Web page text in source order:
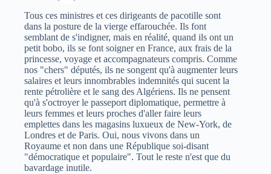
Tous ces ministres et ces dirigeants de pacotille sont
dans la posture de la vierge effarouchée. Ils font
semblant de s'indigner, mais en réalité, quand ils ont un
petit bobo, ils se font soigner en France, aux frais de la
princesse, voyage et accompagnateurs compris. Comme
nos "chers" députés, ils ne songent qu'à augmenter leurs
salaires et leurs innombrables indemnités qui sucent la
rente pétrolière et le sang des Algériens. Ils ne pensent
qu'à s'octroyer le passeport diplomatique, permettre à
leurs femmes et leurs proches d'aller faire leurs
emplettes dans les magasins luxueux de New-York, de
Londres et de Paris. Oui, nous vivons dans un
Royaume et non dans une République soi-disant
"démocratique et populaire". Tout le reste n'est que du
bavardage inutile.